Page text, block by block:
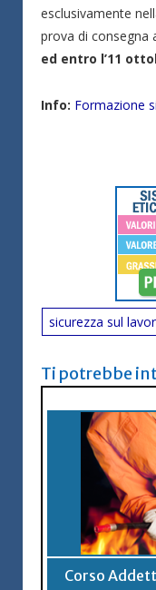
esclusivamente
prova di consegna
ed entro l’11
Info: Formazione
sicurezza sul
Ti potrebbe
Corso